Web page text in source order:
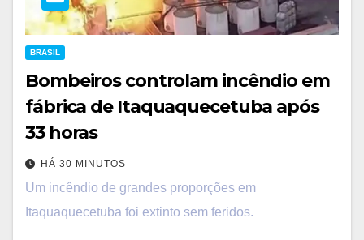
BRASIL
Bombeiros controlam incêndio em
fábrica de Itaquaquecetuba após
33 horas
HÁ 30 MINUTOS
Um incêndio de grandes proporções em
Itaquaquecetuba foi extinto sem feridos.